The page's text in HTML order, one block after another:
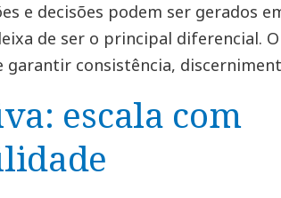
e decisões podem ser gerados
de ser o principal diferencial.
garantir consistência,
escala com